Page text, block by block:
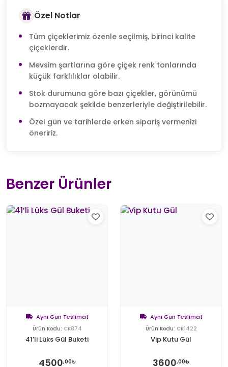
Özel Notlar
Tüm çiçeklerimiz özenle seçilmiş, birinci kalite
çiçeklerdir.
Mevsim şartlarına göre çiçek renk tonlarında
küçük farklılıklar olabilir.
Stok durumuna göre bazı çiçekler, görünümü
bozmayacak şekilde benzerleriyle değiştirilebilir.
Özel gün ve tarihlerde erken sipariş vermenizi
öneririz.
Benzer Ürünler
Aynı Gün Teslimat
Ürün Kodu: CK874
41’li Lüks Gül Buketi
4500,00₺
Aynı Gün Teslimat
Ürün Kodu: CK1422
Vip Kutu Gül
3600,00₺